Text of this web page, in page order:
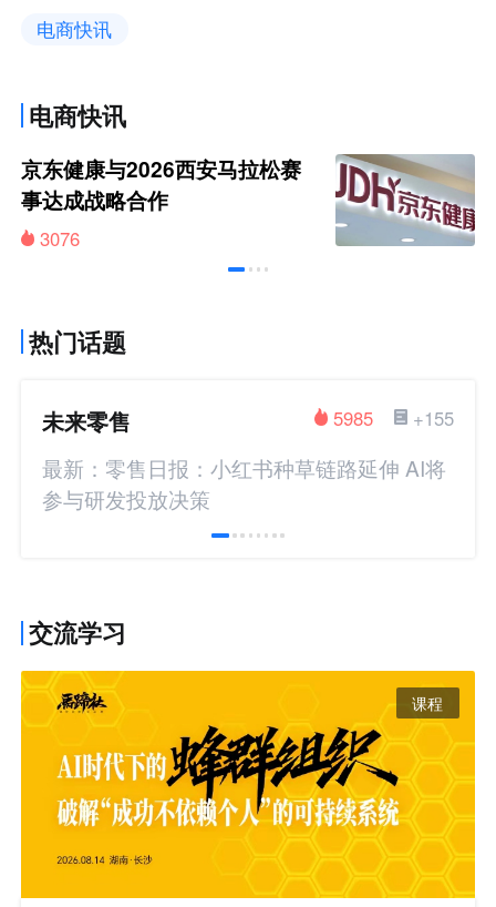
电商快讯
电商快讯
京东健康与2026西安马拉松赛
事达成战略合作
3076
热门话题
未来零售 +155
5985
最新：零售日报：小红书种草链路延伸 AI将
参与研发投放决策
交流学习
课程